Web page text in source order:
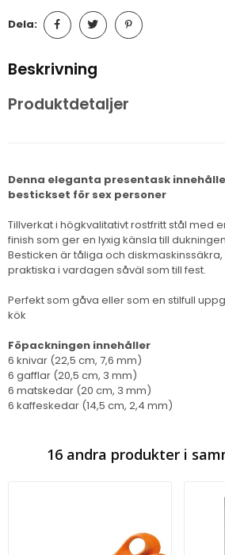
Dela:
Beskrivning
Produktdetaljer
Denna eleganta presentask
bestickset för sex personer
Tillverkat i högkvalitativt rostfritt stål med
finish som ger en lyxig känsla till
Besticken är tåliga och
praktiska i vardagen såväl som till fest.
Perfekt som gåva eller som en stilfull
kök
Föpackningen innehåller
6 knivar (22,5 cm, 7,6 mm)
6 gafflar (20,5 cm, 3 mm)
6 matskedar (20 cm, 3 mm)
6 kaffeskedar (14,5 cm, 2,4 mm)
16 andra produkter i